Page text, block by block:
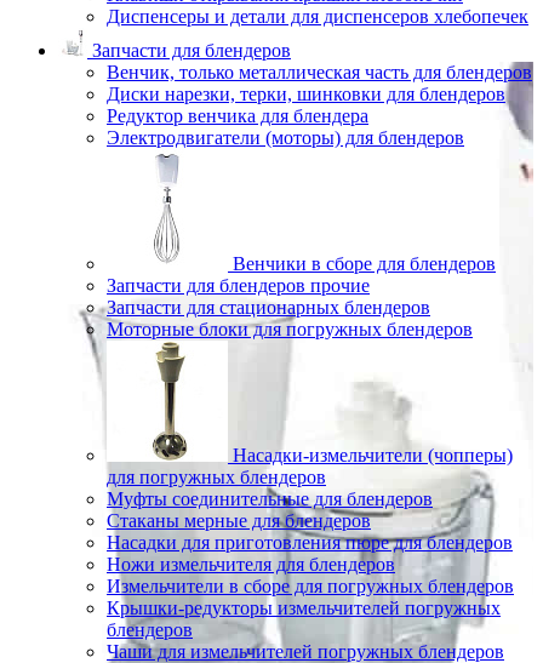
Диспенсеры и детали для диспенсеров хлебопечек
Запчасти для блендеров
Венчик, только металлическая часть для блендеров
Диски нарезки, терки, шинковки для блендеров
Редуктор венчика для блендера
Электродвигатели (моторы) для блендеров
Венчики в сборе для блендеров
Запчасти для блендеров прочие
Запчасти для стационарных блендеров
Моторные блоки для погружных блендеров
Насадки-измельчители (чопперы)
для погружных блендеров
Муфты соединительные для блендеров
Стаканы мерные для блендеров
Насадки для приготовления пюре для блендеров
Ножи измельчителя для блендеров
Измельчители в сборе для погружных блендеров
Крышки-редукторы измельчителей погружных
блендеров
Чаши для измельчителей погружных блендеров